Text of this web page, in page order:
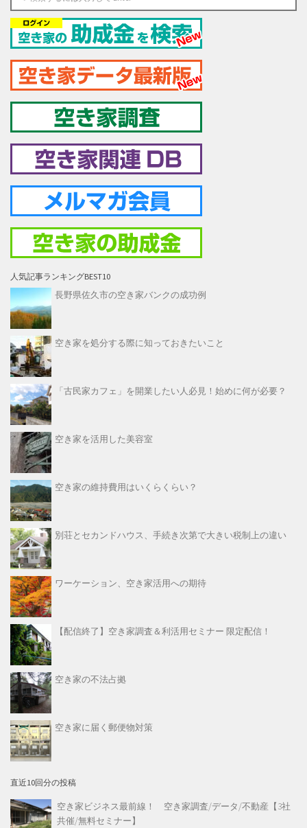
人気記事ランキングBEST10
長野県佐久市の空き家バンクの成功例
空き家を処分する際に知っておきたいこと
「古民家カフェ」を開業したい人必見！始めに何が必要？
空き家を活用した美容室
空き家の維持費用はいくらくらい？
別荘とセカンドハウス、手続き次第で大きい税制上の違い
ワーケーション、空き家活用への期待
【配信終了】空き家調査＆利活用セミナー 限定配信！
空き家の不法占拠
空き家に届く郵便物対策
直近10回分の投稿
空き家ビジネス最前線！ 空き家調査/データ/不動産【3社
共催/無料セミナー】